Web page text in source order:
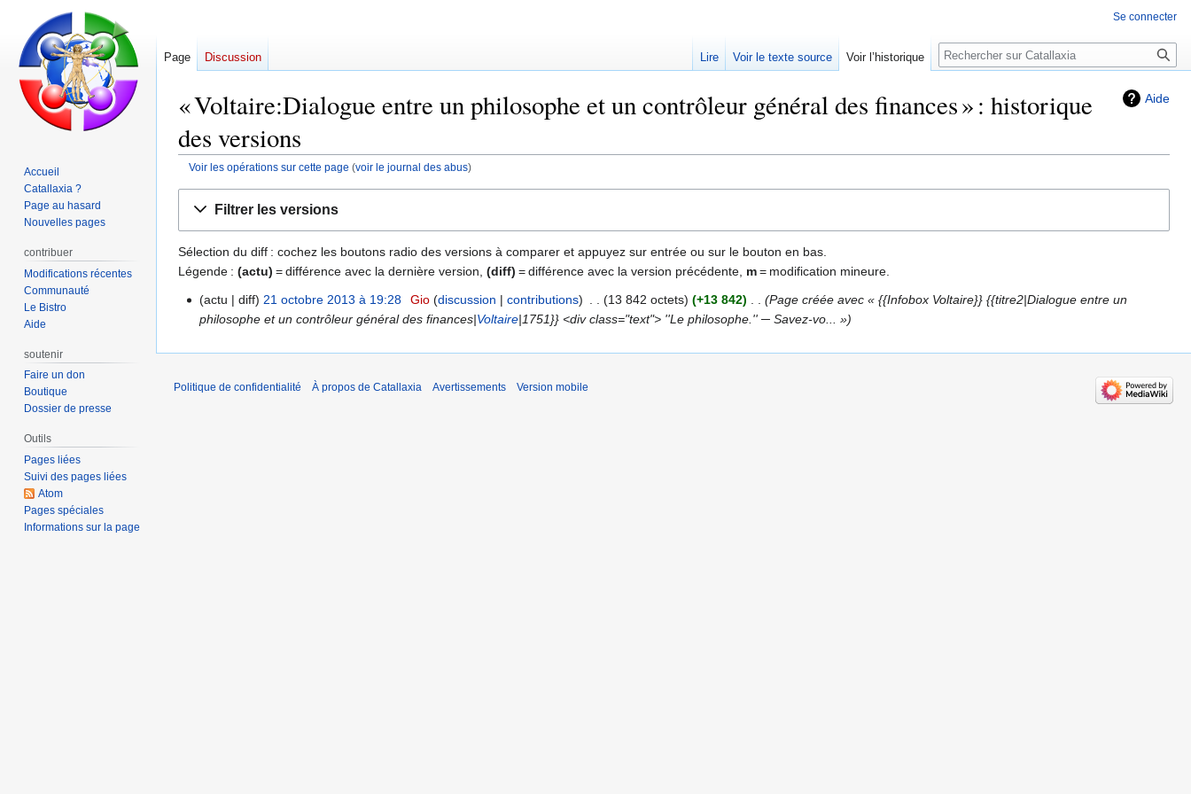
Aide
« Voltaire:Dialogue entre un philosophe et un contrôleur général des finances » : historique
des versions
Voir les opérations sur cette page (voir le journal des abus)
navigation
recherche
Filtrer les versions
Sélection du diff : cochez les boutons radio des versions à comparer et appuyez sur entrée ou sur le bouton en bas.
Légende : (actu) = différence avec la dernière version, (diff) = différence avec la version précédente, m= modification mineure.
21
octobre
actu diff 21 octobre 2013 à 19:28 Gio discussion contributions 13 842 octets +13 842
Page créée avec « {{Infobox Voltaire}} {{titre2|Dialogue entre un
philosophe et un contrôleur général des finances|Voltaire|1751}} <div class="text"> ''Le philosophe.'' ─ Savez-vo... »
Se connecter
Page Discussion Lire Voir le texte source Voir l’historique Rechercher
Accueil
Catallaxia ?
Page au hasard
Nouvelles pages
contribuer
Modifications récentes
Communauté
Le Bistro
Aide
soutenir
Faire un don
Boutique
Dossier de presse
Outils
Pages liées
Suivi des pages liées
Atom
Pages spéciales
Informations sur la page
Politique de confidentialité À propos de Catallaxia Avertissements Version mobile